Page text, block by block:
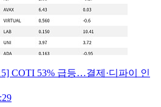
COTI 53% 급등…결제·디파이 인